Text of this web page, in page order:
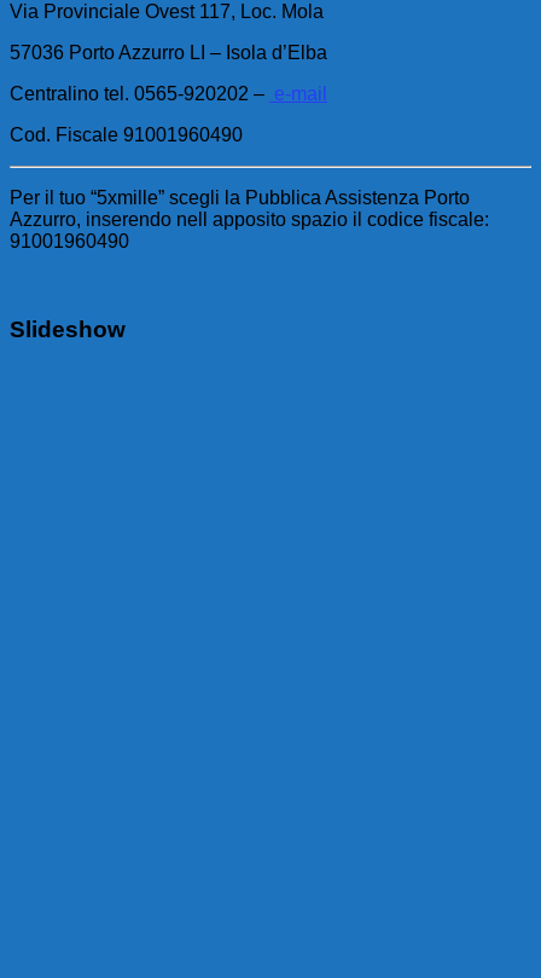
Via Provinciale Ovest 117, Loc. Mola
57036 Porto Azzurro LI – Isola d’Elba
Centralino tel. 0565-920202 – e-mail
Cod. Fiscale 91001960490
Per il tuo “5xmille” scegli la Pubblica Assistenza Porto
Azzurro, inserendo nell apposito spazio il codice fiscale:
91001960490
Slideshow